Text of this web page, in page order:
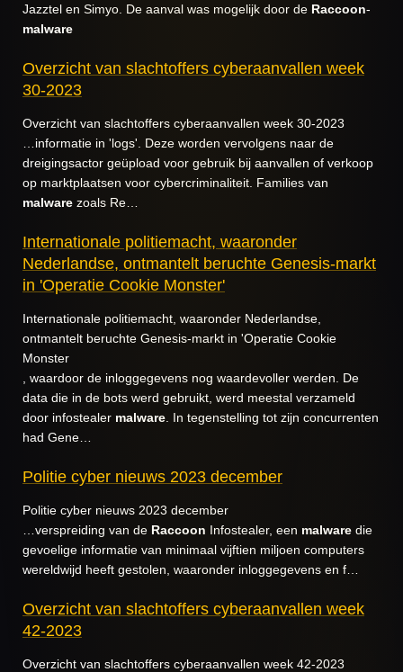
Jazztel en Simyo. De aanval was mogelijk door de Raccoon-
malware
Overzicht van slachtoffers cyberaanvallen week
30-2023
Overzicht van slachtoffers cyberaanvallen week 30-2023
…informatie in 'logs'. Deze worden vervolgens naar de
dreigingsactor geüpload voor gebruik bij aanvallen of verkoop
op marktplaatsen voor cybercriminaliteit. Families van
malware zoals Re…
Internationale politiemacht, waaronder
Nederlandse, ontmantelt beruchte Genesis-markt
in 'Operatie Cookie Monster'
Internationale politiemacht, waaronder Nederlandse,
ontmantelt beruchte Genesis-markt in 'Operatie Cookie
Monster
, waardoor de inloggegevens nog waardevoller werden. De
data die in de bots werd gebruikt, werd meestal verzameld
door infostealer malware . In tegenstelling tot zijn concurrenten
had Gene…
Politie cyber nieuws 2023 december
Politie cyber nieuws 2023 december
…verspreiding van de Raccoon Infostealer, een malware die
gevoelige informatie van minimaal vijftien miljoen computers
wereldwijd heeft gestolen, waaronder inloggegevens en f…
Overzicht van slachtoffers cyberaanvallen week
42-2023
Overzicht van slachtoffers cyberaanvallen week 42-2023